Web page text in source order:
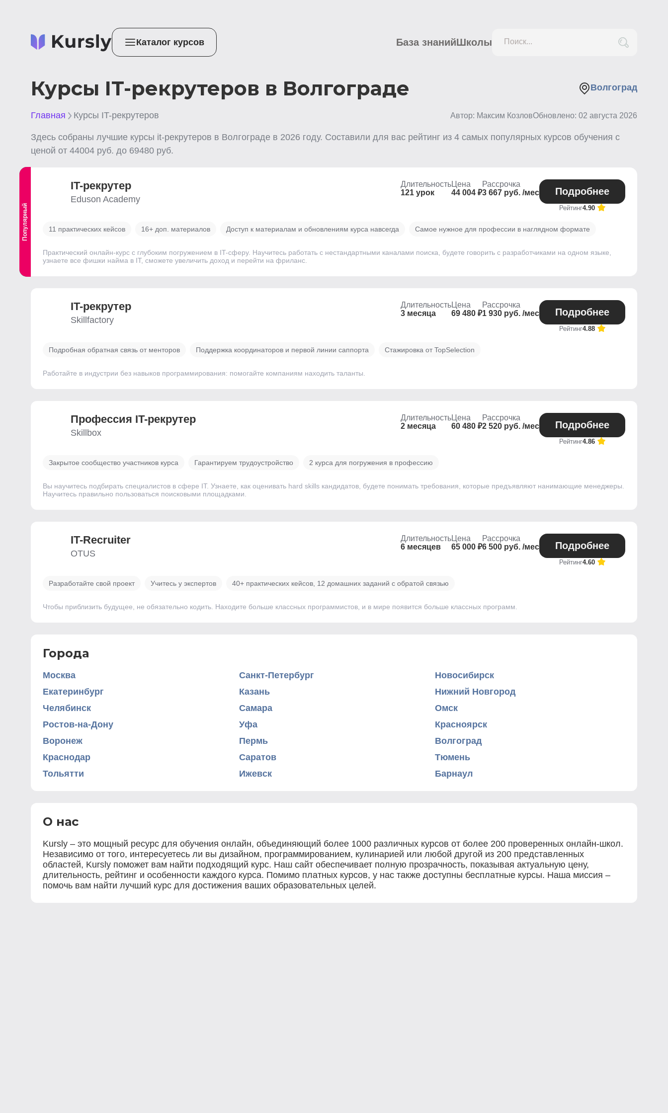
Каталог курсов База знанийШколы Поиск...
Курсы IT-рекрутеров в Волгограде Волгоград
Главная Курсы IT-рекрутеров Автор: Максим КозловОбновлено: 02 августа 2026
Здесь собраны лучшие курсы it-рекрутеров в Волгограде в 2026 году. Составили для вас рейтинг из 4 самых популярных курсов обучения с
ценой от 44004 руб. до 69480 руб.
Выгодный
Популярный
IT-рекрутер
Eduson Academy
Длительность
121 урок
Цена
44 004 ₽
Рассрочка
3 667 руб. /мес
Подробнее
Рейтинг4.90
11 практических кейсов 16+ доп. материалов Доступ к материалам и обновлениям курса навсегда Самое нужное для профессии в наглядном формате
Практический онлайн-курс с глубоким погружением в IT-сферу. Научитесь работать с нестандартными каналами поиска, будете говорить с разработчиками на одном языке,
узнаете все фишки найма в IT, сможете увеличить доход и перейти на фриланс.
IT-рекрутер
Skillfactory
Длительность
3 месяца
Цена
69 480 ₽
Рассрочка
1 930 руб. /мес
Подробнее
Рейтинг4.88
Подробная обратная связь от менторов Поддержка координаторов и первой линии саппорта Стажировка от TopSelection
Работайте в индустрии без навыков программирования: помогайте компаниям находить таланты.
Профессия IT-рекрутер
Skillbox
Длительность
2 месяца
Цена
60 480 ₽
Рассрочка
2 520 руб. /мес
Подробнее
Рейтинг4.86
Закрытое сообщество участников курса Гарантируем трудоустройство 2 курса для погружения в профессию
Вы научитесь подбирать специалистов в сфере IT. Узнаете, как оценивать hard skills кандидатов, будете понимать требования, которые предъявляют нанимающие менеджеры.
Научитесь правильно пользоваться поисковыми площадками.
IT-Recruiter
OTUS
Длительность
6 месяцев
Цена
65 000 ₽
Рассрочка
6 500 руб. /мес
Подробнее
Рейтинг4.60
Разработайте свой проект Учитесь у экспертов 40+ практических кейсов, 12 домашних заданий с обратой связью
Чтобы приблизить будущее, не обязательно кодить. Находите больше классных программистов, и в мире появится больше классных программ.
Города
Москва Санкт-Петербург
Новосибирск
Екатеринбург
Казань
Нижний Новгород
Челябинск
Самара
Омск
Ростов-на-Дону
Уфа
Красноярск
Воронеж
Пермь
Волгоград
Краснодар
Саратов
Тюмень
Тольятти
Ижевск Барнаул
О нас
Kursly – это мощный ресурс для обучения онлайн, объединяющий более 1000 различных курсов от более 200 проверенных онлайн-школ.
Независимо от того, интересуетесь ли вы дизайном, программированием, кулинарией или любой другой из 200 представленных
областей, Kursly поможет вам найти подходящий курс. Наш сайт обеспечивает полную прозрачность, показывая актуальную цену,
длительность, рейтинг и особенности каждого курса. Помимо платных курсов, у нас также доступны бесплатные курсы. Наша миссия –
помочь вам найти лучший курс для достижения ваших образовательных целей.